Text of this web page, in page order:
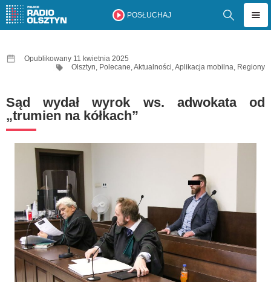
POSŁUCHAJ
Opublikowany 11 kwietnia 2025
Olsztyn, Polecane,Aktualności,Aplikacja mobilna, Regiony
Sąd wydał wyrok ws. adwokata od
„trumien na kółkach”